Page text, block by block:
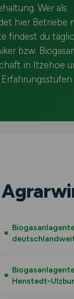
Wer als
hier Betriebe
findest du
bzw.
in Itzehoe
Henstedt-